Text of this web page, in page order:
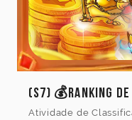
(S7) 💰Ranking
Atividade de